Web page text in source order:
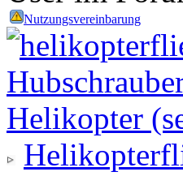
Nutzungsvereinbarung